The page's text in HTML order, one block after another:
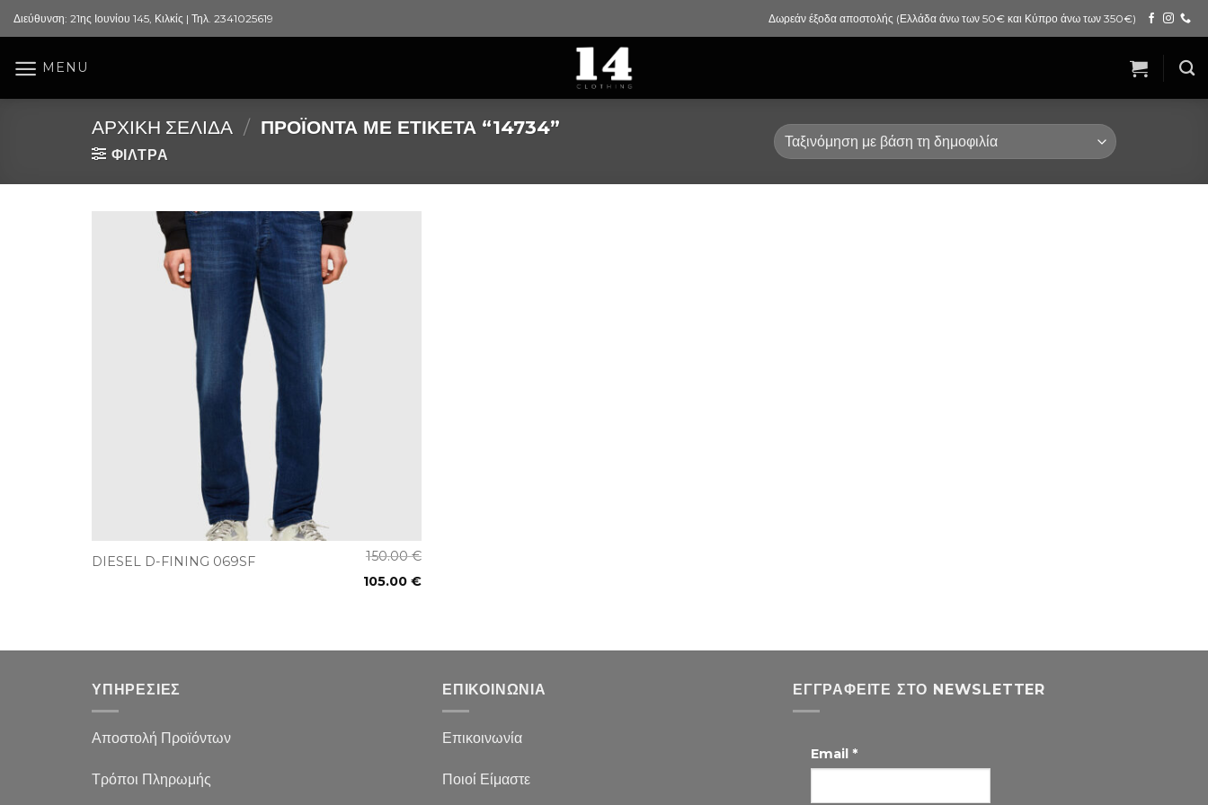
Skip
to
Διεύθυνση: 21ης Ιουνίου 145, Κιλκίς | Τηλ. 2341025619 Δωρεάν έξοδα αποστολής (Ελλάδα άνω των 50€ και Κύπρο άνω των 350€)
MENU
ΑΡΧΙΚΉ ΣΕΛΊΔΑ / ΠΡΟΪΌΝΤΑ ΜΕ ΕΤΙΚΈΤΑ “14734”
ΦΙΛΤΡΑ
DIESEL D-FINING 069SF 150.00€
105.00 €
ΥΠΗΡΕΣΙΕΣ
Αποστολή Προϊόντων
Τρόποι Πληρωμής
ΕΠΙΚΟΙΝΩΝΙΑ
Επικοινωνία
Ποιοί Είμαστε
ΕΓΓΡΑΦΕΊΤΕ ΣΤΟ NEWSLETTER
Email *